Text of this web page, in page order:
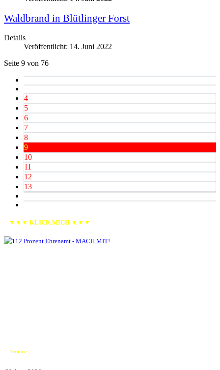
Waldbrand in Blütlinger Forst
Details
Veröffentlicht: 14. Juni 2022
Seite 9 von 76
4
5
6
7
8
9
10
11
12
13
▼▼▼ KLICK MICH ▼▼▼
Termine